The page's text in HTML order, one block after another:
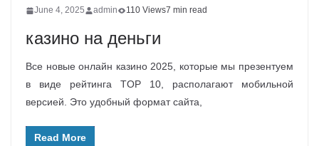
June 4, 2025 admin 110 Views7 min read
казино на деньги
Все новые онлайн казино 2025, которые мы презентуем
в виде рейтинга TOP 10, располагают мобильной
версией. Это удобный формат сайта,
Read More